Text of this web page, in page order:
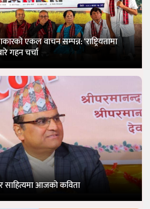
एकल वाचन सम्पन्न: ‘राष्ट्रियतामा
गहन चर्चा
साहित्यमा आजको कविता